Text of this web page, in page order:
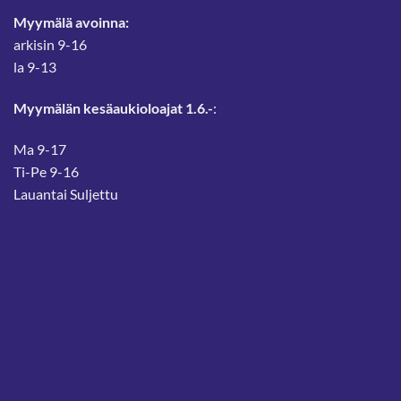
Myymälä avoinna:
arkisin 9-16
la 9-13
Myymälän kesäaukioloajat 1.6.-:
Ma 9-17
Ti-Pe 9-16
Lauantai Suljettu